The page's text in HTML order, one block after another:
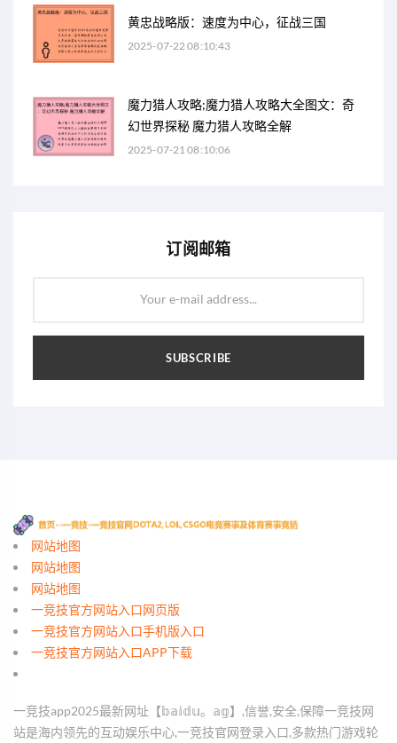
黄忠战略版：速度为中心，征战三国
2025-07-22 08:10:43
魔力猎人攻略;魔力猎人攻略大全图文：奇
幻世界探秘 魔力猎人攻略全解
2025-07-21 08:10:06
订阅邮箱
Your e-mail address...
SUBSCRIBE
网站地图
网站地图
网站地图
一竞技官方网站入口网页版
一竞技官方网站入口手机版入口
一竞技官方网站入口APP下载
一竞技app2025最新网址【𝕓𝕒𝕚𝕕𝕦。𝕒𝕘】,信誉,安全,保障一竞技网
站是海内领先的互动娱乐中心,一竞技官网登录入口,多款热门游戏轮